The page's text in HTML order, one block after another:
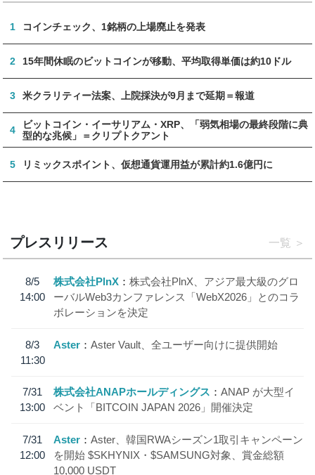
1 コインチェック、1銘柄の上場廃止を発表
2 15年間休眠のビットコインが移動、平均取得単価は約10ドル
3 米クラリティー法案、上院採決が9月まで延期＝報道
4
ビットコイン・イーサリアム・XRP、「弱気相場の最終段階に典
型的な兆候」＝クリプトクアント
5 リミックスポイント、仮想通貨運用益が累計約1.6億円に
プレスリリース 一覧
8/5
14:00
株式会社PlnX
株式会社PlnX、アジア最大級のグロ
ーバルWeb3カンファレンス「WebX2026」とのコラ
ボレーションを決定
8/3
11:30
Aster Aster Vault、全ユーザー向けに提供開始
7/31
13:00
株式会社ANAPホールディングス
ANAP が大型イ
ベント「BITCOIN JAPAN 2026」開催決定
7/31
12:00
Aster
Aster、韓国RWAシーズン1取引キャンペーン
を開始 $SKHYNIX・$SAMSUNG対象、賞金総額
10,000 USDT